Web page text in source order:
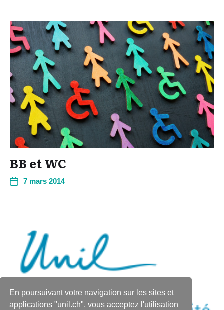
En poursuivant votre navigation sur les sites et
applications "unil.ch", vous acceptez l'utilisation
BB et WC
7 mars 2014